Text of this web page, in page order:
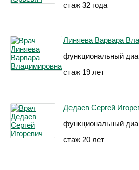
стаж 32 года
Линяева Варвара
функциональный
стаж 19 лет
Дедаев Сергей
функциональный
стаж 20 лет